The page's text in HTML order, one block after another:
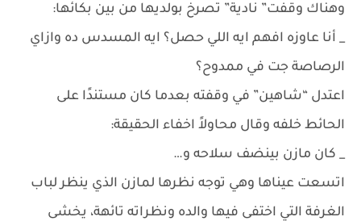
وهناك وقفت” نادية” تصرخ بولديها من بين بكائها:
_ أنا عاوزه افهم ايه اللي حصل؟ ايه المسدس ده وازاي
الرصاصة جت في ممدوح؟
اعتدل “شاهين” في وقفته بعدما كان مستندًا على
الحائط خلفه وقال محاولاً اخفاء الحقيقة:
_ كان مازن بينضف سلاحه و…
اتسعت عيناها وهي توجه نظرها لمازن الذي ينظر لباب
الغرفة التي اختفى فيها والده ونظراته تائهة، يخشى